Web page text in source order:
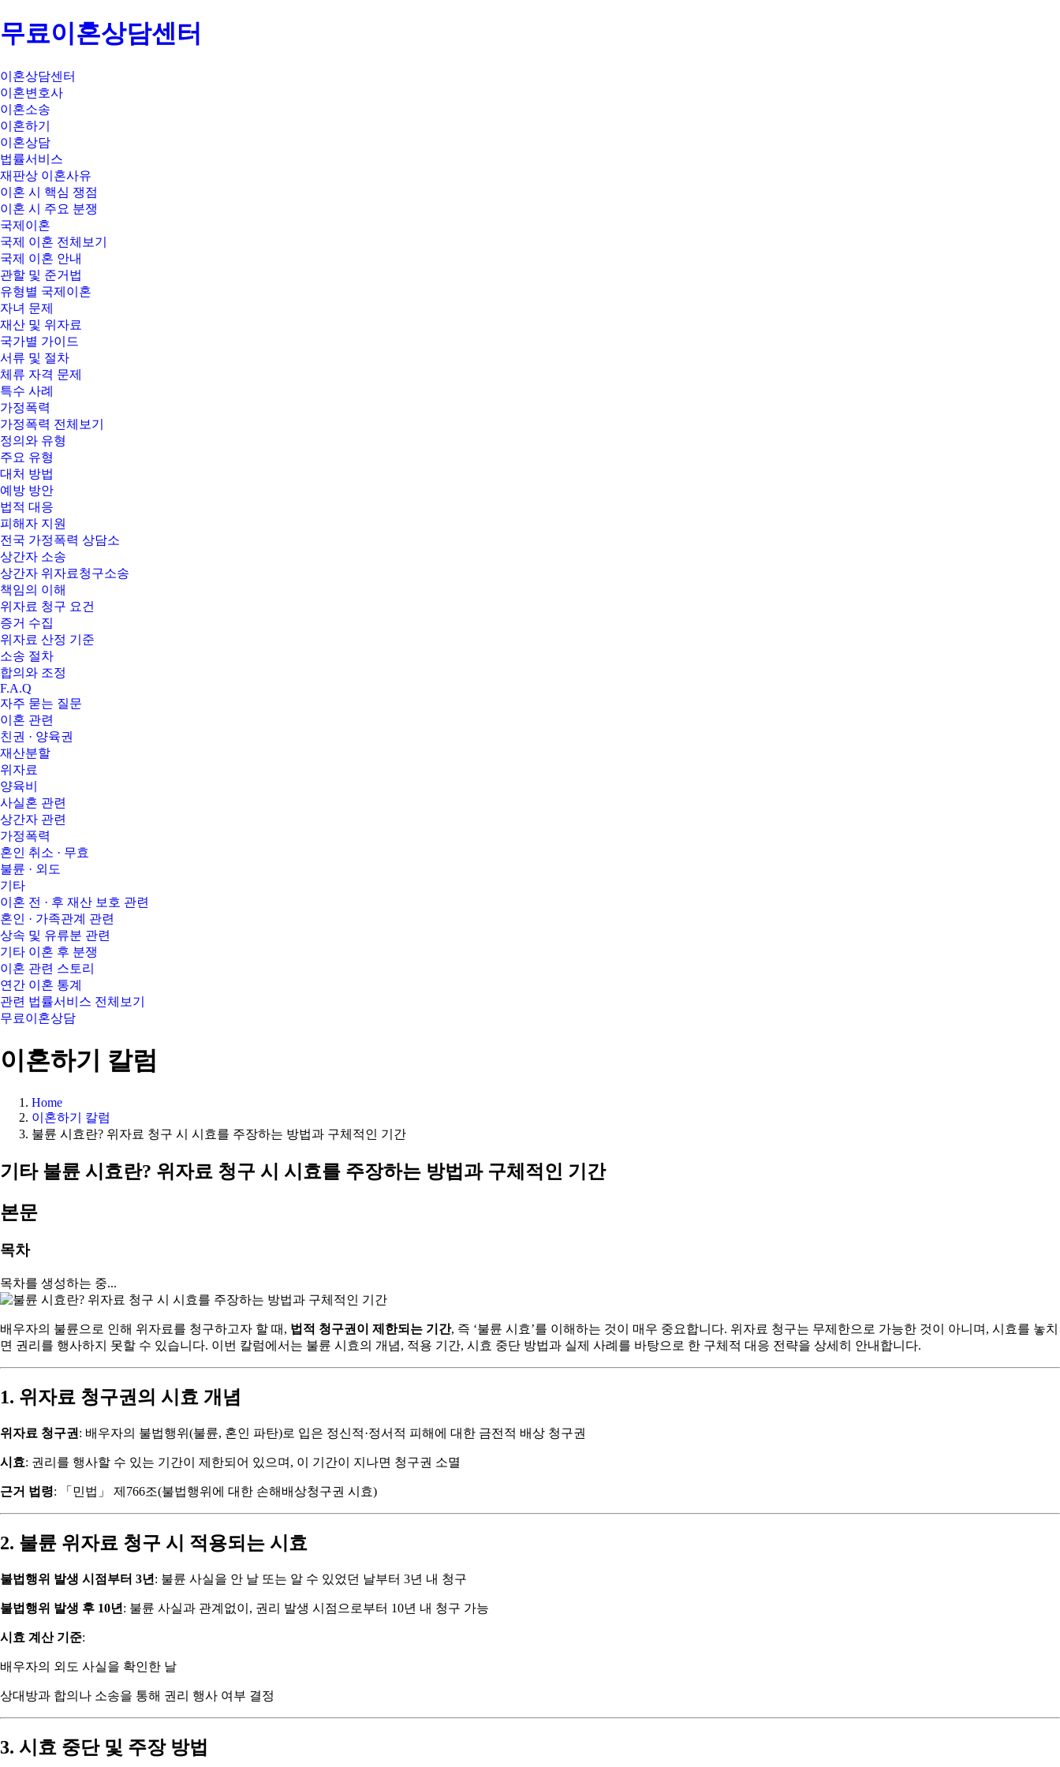
무료이혼상담센터
이혼상담센터
이혼변호사
이혼소송
이혼하기
이혼상담
법률서비스
재판상 이혼사유
이혼 시 핵심 쟁점
이혼 시 주요 분쟁
국제이혼
국제 이혼 전체보기
국제 이혼 안내
관할 및 준거법
유형별 국제이혼
자녀 문제
재산 및 위자료
국가별 가이드
서류 및 절차
체류 자격 문제
특수 사례
가정폭력
가정폭력 전체보기
정의와 유형
주요 유형
대처 방법
예방 방안
법적 대응
피해자 지원
전국 가정폭력 상담소
상간자 소송
상간자 위자료청구소송
책임의 이해
위자료 청구 요건
증거 수집
위자료 산정 기준
소송 절차
합의와 조정
F.A.Q
자주 묻는 질문
이혼 관련
친권 · 양육권
재산분할
위자료
양육비
사실혼 관련
상간자 관련
가정폭력
혼인 취소 · 무효
불륜 · 외도
기타
이혼 전 · 후 재산 보호 관련
혼인 · 가족관계 관련
상속 및 유류분 관련
기타 이혼 후 분쟁
이혼 관련 스토리
연간 이혼 통계
관련 법률서비스 전체보기
무료이혼상담
이혼하기 칼럼
Home
이혼하기 칼럼
불륜 시효란? 위자료 청구 시 시효를 주장하는 방법과 구체적인 기간
기타 불륜 시효란? 위자료 청구 시 시효를 주장하는 방법과 구체적인 기간
본문
목차
목차를 생성하는 중...
배우자의 불륜으로 인해 위자료를 청구하고자 할 때, 법적 청구권이 제한되는 기간, 즉 ‘불륜 시효’를 이해하는 것이 매우 중요합니다. 위자료 청구는 무제한으로 가능한 것이 아니며, 시효를 놓치
면 권리를 행사하지 못할 수 있습니다. 이번 칼럼에서는 불륜 시효의 개념, 적용 기간, 시효 중단 방법과 실제 사례를 바탕으로 한 구체적 대응 전략을 상세히 안내합니다.
1. 위자료 청구권의 시효 개념
위자료 청구권 : 배우자의 불법행위(불륜, 혼인 파탄)로 입은 정신적·정서적 피해에 대한 금전적 배상 청구권
시효: 권리를 행사할 수 있는 기간이 제한되어 있으며, 이 기간이 지나면 청구권 소멸
근거 법령: 「민법」 제766조(불법행위에 대한 손해배상청구권 시효)
2. 불륜 위자료 청구 시 적용되는 시효
불법행위 발생 시점부터 3년 : 불륜 사실을 안 날 또는 알 수 있었던 날부터 3년 내 청구
불법행위 발생 후 10년 : 불륜 사실과 관계없이, 권리 발생 시점으로부터 10년 내 청구 가능
시효 계산 기준:
배우자의 외도 사실을 확인한 날
상대방과 합의나 소송을 통해 권리 행사 여부 결정
3. 시효 중단 및 주장 방법